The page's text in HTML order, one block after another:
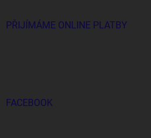
PŘIJÍMÁME ONLINE PLATBY
FACEBOOK